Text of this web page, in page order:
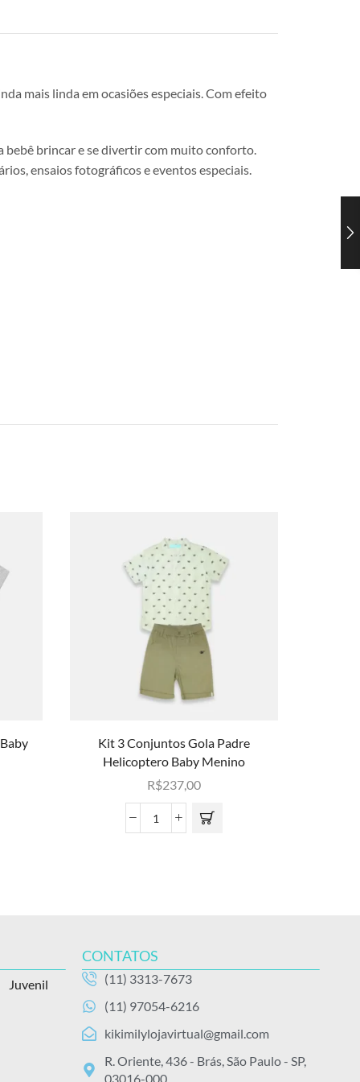
mais linda em ocasiões especiais. Com efeito
bebê brincar e se divertir com muito conforto.
ensaios fotográficos e eventos especiais.
Kit 3 Conjuntos Gola Padre
Helicoptero Baby Menino
R$237,00
Juvenil
CONTATOS
(11) 3313-7673
(11) 97054-6216
kikimilylojavirtual@gmail.com
R. Oriente, 436 - Brás, São Paulo - SP,
03016-000